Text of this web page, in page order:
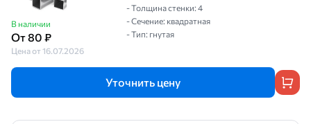
В наличии
От 80 ₽
Цена от 16.07.2026
- Толщина стенки: 4
- Сечение: квадратная
- Тип: гнутая
Уточнить цену